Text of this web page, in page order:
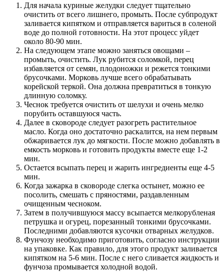
Для начала куриные желудки следует тщательно
очистить от всего лишнего, промыть. После субпродукт
заливается кипятком и отправляется вариться в соленой
воде до полной готовности. На этот процесс уйдет
около 80-90 мин.
На следующем этапе можно заняться овощами –
промыть, очистить. Лук рубится соломкой, перец
избавляется от семян, плодоножки и режется тонкими
брусочками. Морковь лучше всего обрабатывать
корейской теркой. Она должна превратиться в тонкую
длинную соломку.
Чеснок требуется очистить от шелухи и очень мелко
порубить оставшуюся часть.
Далее в сковороде следует разогреть растительное
масло. Когда оно достаточно раскалится, на нем первым
обжаривается лук до мягкости. После можно добавлять в
емкость морковь и готовить продукты вместе еще 1-2
мин.
Остается всыпать перец и жарить ингредиенты еще 4-5
мин.
Когда зажарка в сковороде слегка остынет, можно ее
посолить, смешать с пряностями, раздавленным
очищенным чесноком.
Затем в получившуюся массу всыпается мелкорубленая
петрушка и огурец, порезанный тонкими брусочками.
Последними добавляются кусочки отварных желудков.
Фунчозу необходимо приготовить, согласно инструкции
на упаковке. Как правило, для этого продукт заливается
кипятком на 5-6 мин. После с него сливается жидкость и
фунчоза промывается холодной водой.